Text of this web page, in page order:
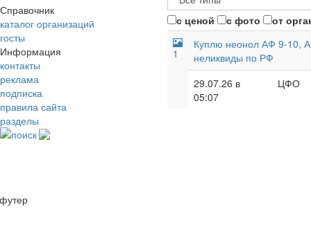
Справочник
каталог организаций
госты
Информация
контакты
реклама
подписка
правила сайта
разделы
поиск
с ценой с фото от
1
Куплю неонол АФ 9-10,
неликвиды по РФ
29.07.26 в
05:07
ЦФО
футер